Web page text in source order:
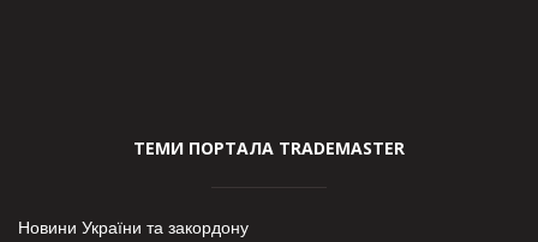
ТЕМИ ПОРТАЛА TRADEMASTER
Новини України та закордону